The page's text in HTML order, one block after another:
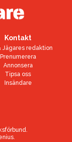
Kontakt
Jägares redaktion
Prenumerera
Annonsera
Tipsa oss
Insändare
.
.